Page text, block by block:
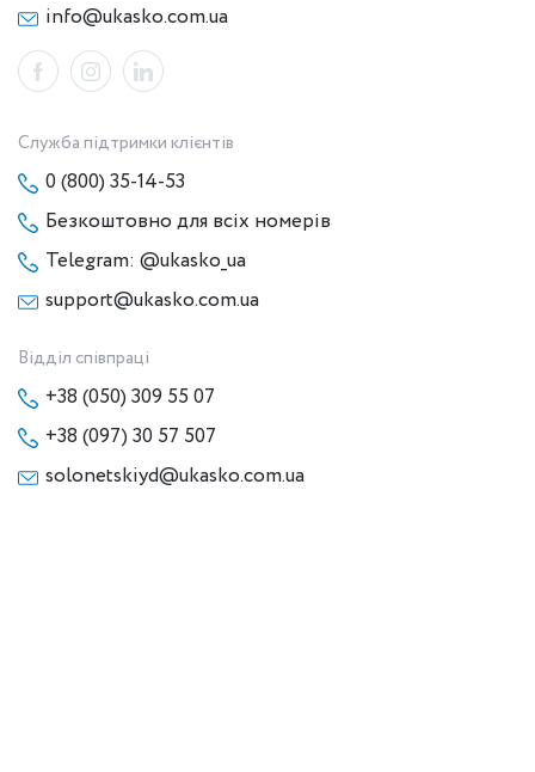
info@ukasko.com.ua
Служба підтримки клієнтів
0 (800) 35-14-53
Безкоштовно для всіх номерів
Telegram: @ukasko_ua
support@ukasko.com.ua
Відділ співпраці
+38 (050) 309 55 07
+38 (097) 30 57 507
solonetskiyd@ukasko.com.ua